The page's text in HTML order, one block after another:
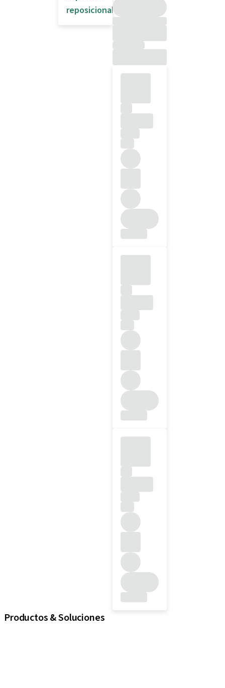
reposicionables
Productos & Soluciones